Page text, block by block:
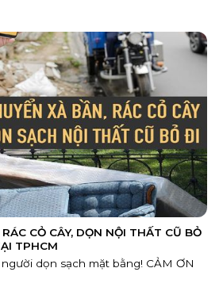
CỎ CÂY, DỌN NỘI THẤT CŨ BỎ
TPHCM
dọn sạch mặt bằng! CẢM ƠN